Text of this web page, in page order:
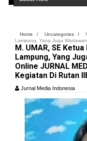
Home / Uncategories /
Lampung, Yang Juga
Komentari Positif Kegiatan Di
M. UMAR, SE
Lampung, Yang
Online JURNAL
Kegiatan Di Rutan
Jurnal Media Indonesia